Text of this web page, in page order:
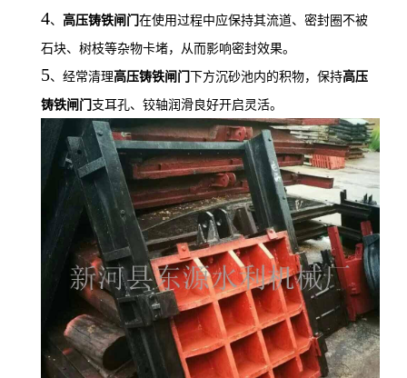
4、 高压铸铁闸门 在使用过程中应保持其流道、密封圈不被
石块、树枝等杂物卡堵，从而影响密封效果。
5、经常清理高压铸铁闸门 下方沉砂池内的积物，保持高压
铸铁闸门 支耳孔、铰轴润滑良好开启灵活。